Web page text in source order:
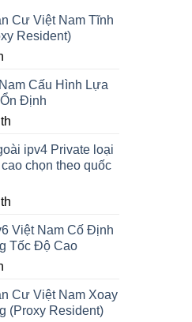
Cư Việt Nam Tĩnh
Resident)
Cấu Hình Lựa
Định
ipv4 Private loại
chọn theo quốc
Việt Nam Cố Định
Tốc Độ Cao
Cư Việt Nam Xoay
(Proxy Resident)